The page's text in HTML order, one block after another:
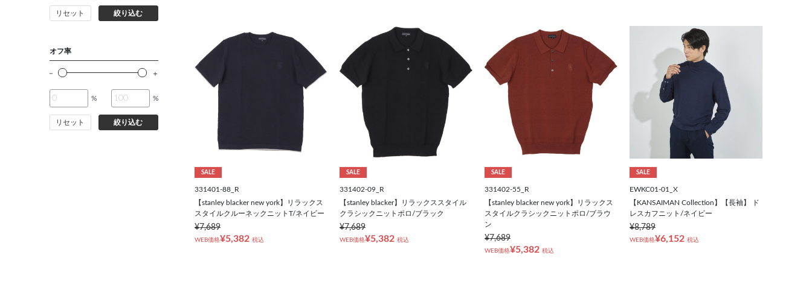
アンダーウェア
オーダースーツ
リセット 絞り込む
オフ率
% %
リセット 絞り込む
SALE
331401-88_R
【stanley blacker new york】リラックス
スタイルクルーネックニットT/ネイビー
¥7,689
WEB価格¥5,382 税込
SALE
331402-09_R
【stanley blacker】リラックススタイル
クラシックニットポロ/ブラック
¥7,689
WEB価格¥5,382 税込
SALE
331402-55_R
【stanley blacker new york】リラックス
スタイルクラシックニットポロ/ブラウ
ン
¥7,689
WEB価格¥5,382 税込
SALE
EWKC01-01_X
【KANSAIMAN Collection】【長袖】 ド
レスカフニット/ネイビー
¥8,789
WEB価格¥6,152 税込